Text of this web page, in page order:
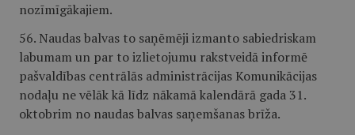
nozīmīgākajiem.
56. Naudas balvas to saņēmēji izmanto sabiedriskam
labumam un par to izlietojumu rakstveidā informē
pašvaldības centrālās administrācijas Komunikācijas
nodaļu ne vēlāk kā līdz nākamā kalendārā gada 31.
oktobrim no naudas balvas saņemšanas brīža.